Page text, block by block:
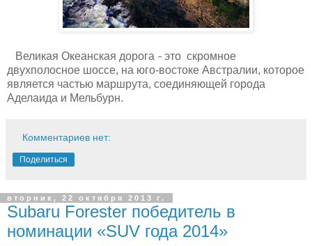
Великая Океанская дорога – это скромное
двухполосное шоссе, на юго-востоке Австралии, которое
является частью маршрута, соединяющей города
Аделаида и Мельбурн.
Комментариев нет:
Поделиться
вторник, 22 октября 2013 г.
Subaru Forester победитель в
номинации «SUV года 2014»